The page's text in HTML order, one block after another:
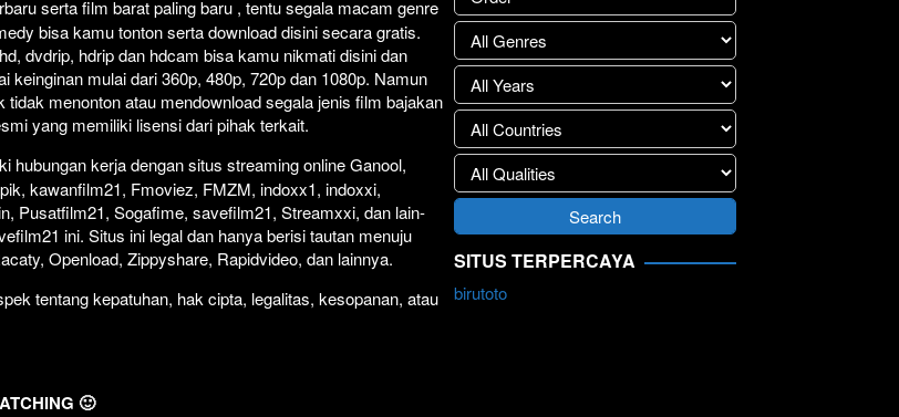
serta film barat paling baru , tentu segala macam genre
bisa kamu tonton serta download disini secara gratis.
dvdrip, hdrip dan hdcam bisa kamu nikmati disini dan
mulai dari 360p, 480p, 720p dan 1080p. Namun
menonton atau mendownload segala jenis film bajakan
yang memiliki lisensi dari pihak terkait.
hubungan kerja dengan situs streaming online Ganool,
kawanfilm21, Fmoviez, FMZM, indoxx1, indoxxi,
Pusatfilm21, Sogafime, savefilm21, Streamxxi, dan lain-
ini. Situs ini legal dan hanya berisi tautan menuju
Openload, Zippyshare, Rapidvideo, dan lainnya.
tentang kepatuhan, hak cipta, legalitas, kesopanan, atau
🙂
SITUS TERPERCAYA
birutoto